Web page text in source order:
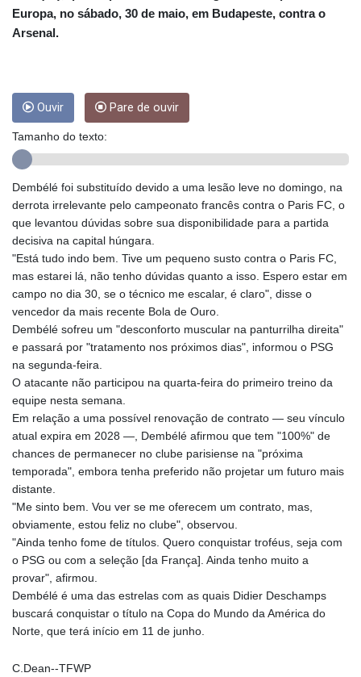
CVE 95.372573
EUR 0.86495
FJD 2.20855
FKP 0.740916
GBP 0.741235
GGP 0.740916
GHS 11.700039
GIP 0.740916
GNF
8756.649224
GYD 208.588851
HNL 26.723176
HRK 6.518804
HTG 130.363707
HUF 314.060388
ILS 2.99985
INR 95.210504
IQD
IRR
1375550.000352
Europa, no sábado, 30 de maio, em Budapeste, contra o
Arsenal.
Ouvir Pare de ouvir
Tamanho do texto:
Dembélé foi substituído devido a uma lesão leve no domingo, na
derrota irrelevante pelo campeonato francês contra o Paris FC, o
que levantou dúvidas sobre sua disponibilidade para a partida
decisiva na capital húngara.
"Está tudo indo bem. Tive um pequeno susto contra o Paris FC,
mas estarei lá, não tenho dúvidas quanto a isso. Espero estar em
campo no dia 30, se o técnico me escalar, é claro", disse o
vencedor da mais recente Bola de Ouro.
Dembélé sofreu um "desconforto muscular na panturrilha direita"
e passará por "tratamento nos próximos dias", informou o PSG
na segunda-feira.
O atacante não participou na quarta-feira do primeiro treino da
equipe nesta semana.
Em relação a uma possível renovação de contrato — seu vínculo
atual expira em 2028 —, Dembélé afirmou que tem "100%" de
chances de permanecer no clube parisiense na "próxima
temporada", embora tenha preferido não projetar um futuro mais
distante.
"Me sinto bem. Vou ver se me oferecem um contrato, mas,
obviamente, estou feliz no clube", observou.
"Ainda tenho fome de títulos. Quero conquistar troféus, seja com
o PSG ou com a seleção [da França]. Ainda tenho muito a
provar", afirmou.
Dembélé é uma das estrelas com as quais Didier Deschamps
buscará conquistar o título na Copa do Mundo da América do
Norte, que terá início em 11 de junho.
C.Dean--TFWP